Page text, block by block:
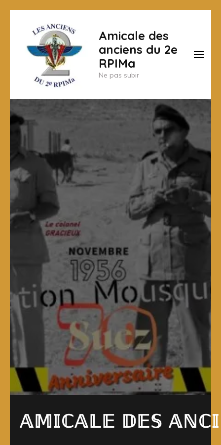
contenu
(Pressez
Entrée)
Amicale des
anciens du 2e
RPIMa
Ne pas subir
𝔸𝕄𝕀ℂ𝔸𝕃𝔼 𝔻𝔼𝕊